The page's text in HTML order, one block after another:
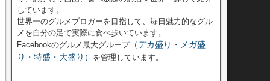
しています。
世界一のグルメブロガーを目指して、毎日魅力的なグル
メを自分の足で実際に食べ歩いています。
Facebookのグルメ最大グループ（デカ盛り・メガ盛
り・特盛・大盛り） を管理しています。